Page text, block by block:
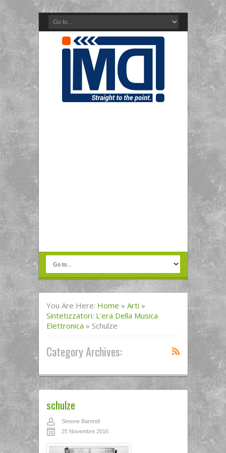
You Are Here: Home » Arti »
Sintetizzatori: L'era Della Musica
Elettronica » Schulze
Category Archives:
schulze
Simone Barondi
25 Novembre 2016